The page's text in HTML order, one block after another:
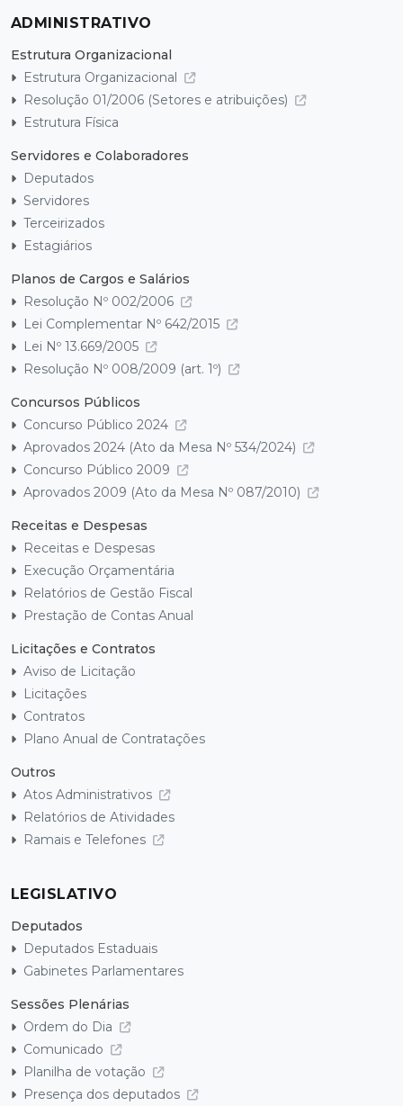
ADMINISTRATIVO
Estrutura Organizacional
Estrutura Organizacional
Resolução 01/2006 (Setores e atribuições)
Estrutura Física
Servidores e Colaboradores
Deputados
Servidores
Terceirizados
Estagiários
Planos de Cargos e Salários
Resolução Nº 002/2006
Lei Complementar Nº 642/2015
Lei Nº 13.669/2005
Resolução Nº 008/2009 (art. 1º)
Concursos Públicos
Concurso Público 2024
Aprovados 2024 (Ato da Mesa Nº 534/2024)
Concurso Público 2009
Aprovados 2009 (Ato da Mesa Nº 087/2010)
Receitas e Despesas
Receitas e Despesas
Execução Orçamentária
Relatórios de Gestão Fiscal
Prestação de Contas Anual
Licitações e Contratos
Aviso de Licitação
Licitações
Contratos
Plano Anual de Contratações
Outros
Atos Administrativos
Relatórios de Atividades
Ramais e Telefones
LEGISLATIVO
Deputados
Deputados Estaduais
Gabinetes Parlamentares
Sessões Plenárias
Ordem do Dia
Comunicado
Planilha de votação
Presença dos deputados